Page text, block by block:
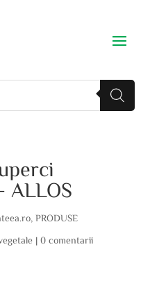
ALLOS
, PRODUSE
| 0 comentarii